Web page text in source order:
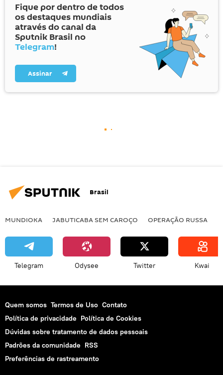
Fique por dentro de todos
os destaques mundiais
através do canal da
Sputnik Brasil no
Telegram!
Assinar
Brasil
MUNDIOKA JABUTICABA SEM CAROÇO OPERAÇÃO RUSSA
Telegram Odysee Twitter Kwai
Quem somos Termos de Uso Contato
Política de privacidade Política de Cookies
Dúvidas sobre tratamento de dados pessoais
Padrões da comunidade RSS
Preferências de rastreamento